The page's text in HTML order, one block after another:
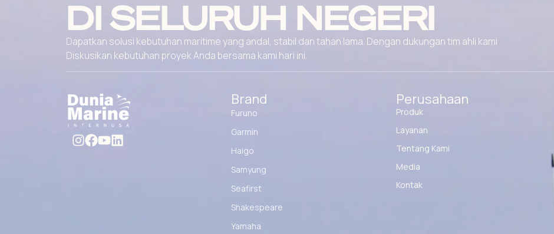
DI SELURUH NEGERI
Dapatkan solusi kebutuhan maritime yang andal, stabil dan tahan lama. Dengan dukungan tim ahli kami
Diskusikan kebutuhan proyek Anda bersama kami hari ini.
Brand
Furuno
Garmin
Haigo
Samyung
Seafirst
Shakespeare
Yamaha
Perusahaan
Produk
Layanan
Tentang Kami
Media
Kontak